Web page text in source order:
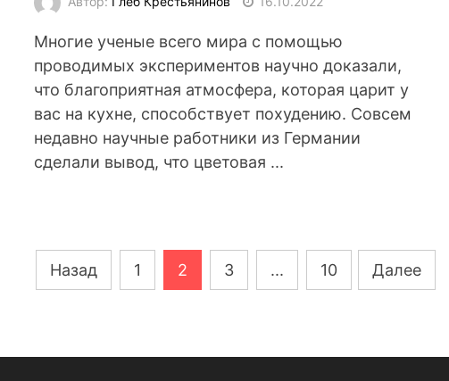
Многие ученые всего мира с помощью
проводимых экспериментов научно доказали,
что благоприятная атмосфера, которая царит у
вас на кухне, способствует похудению. Совсем
недавно научные работники из Германии
сделали вывод, что цветовая ...
Навигация
по
Назад 1 2 3 ... 10 Далее